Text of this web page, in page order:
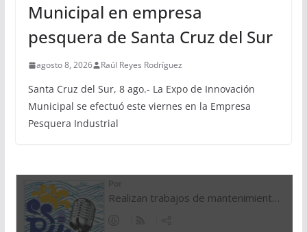
Municipal en empresa
pesquera de Santa Cruz del Sur
agosto 8, 2026 Raúl Reyes Rodríguez
Santa Cruz del Sur, 8 ago.- La Expo de Innovación
Municipal se efectuó este viernes en la Empresa
Pesquera Industrial